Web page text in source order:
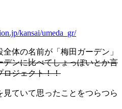
kansai/umeda_gr/
体の名前が「梅田ガーデン」
デンに比べてしょっぼいとか言
ロジェクト！！
ていて思ったことをつらつら